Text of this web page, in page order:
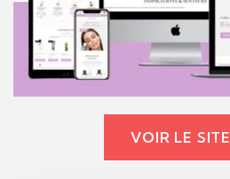
VOIR LE SITE